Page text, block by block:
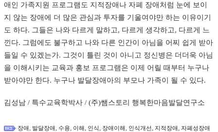
애인 가족지원 프로그램도 지적장애나 자폐 장애처럼 눈에 보이
지 않는 장애에 더 많은 관심과 투자를 기울여야만 하는 이유이기
도 하다. 그들은 나와 다르게 말하고, 다르게 생각하고, 다르게 느
낀다. 그럼에도 불구하고 나와 다른 인간이 아님을 어찌 쉽게 받아
들일 수 있겠는가. 그것이 틀린 것이 아니고 정신병은 더더욱 아님
을 이해시키는 교육과 홍보 프로그램은 이제 어릴 때부터 누구나
받아야만 한다. 누구나 발달장애아의 부모나 가족이 될 수 있다.
김성남 / 특수교육학박사 / (주)쌤스토리 행복한마음발달연구소
장애 발달장애 수용 이해 인식 장애이해 인식개선 지적장애 자폐성장애